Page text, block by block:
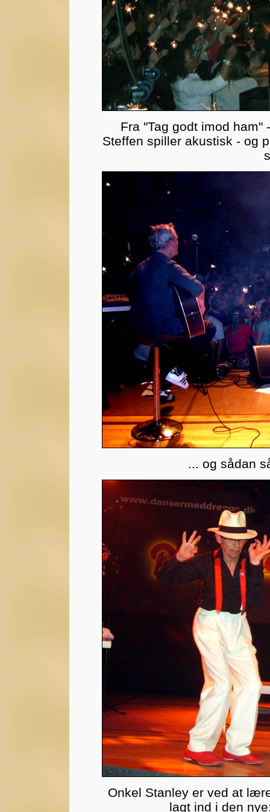
Fra "Tag godt imod
Steffen spiller akustisk - og
... og sådan
Onkel Stanley er ved at
lagt ind i den